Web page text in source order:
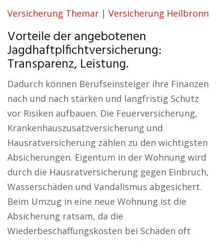
Versicherung Themar | Versicherung Heilbronn
Vorteile der angebotenen
Jagdhaftplfichtversicherung:
Transparenz, Leistung.
Dadurch können Berufseinsteiger ihre Finanzen
nach und nach stärken und langfristig Schutz
vor Risiken aufbauen. Die Feuerversicherung,
Krankenhauszusatzversicherung und
Hausratversicherung zählen zu den wichtigsten
Absicherungen. Eigentum in der Wohnung wird
durch die Hausratversicherung gegen Einbruch,
Wasserschäden und Vandalismus abgesichert.
Beim Umzug in eine neue Wohnung ist die
Absicherung ratsam, da die
Wiederbeschaffungskosten bei Schäden oft